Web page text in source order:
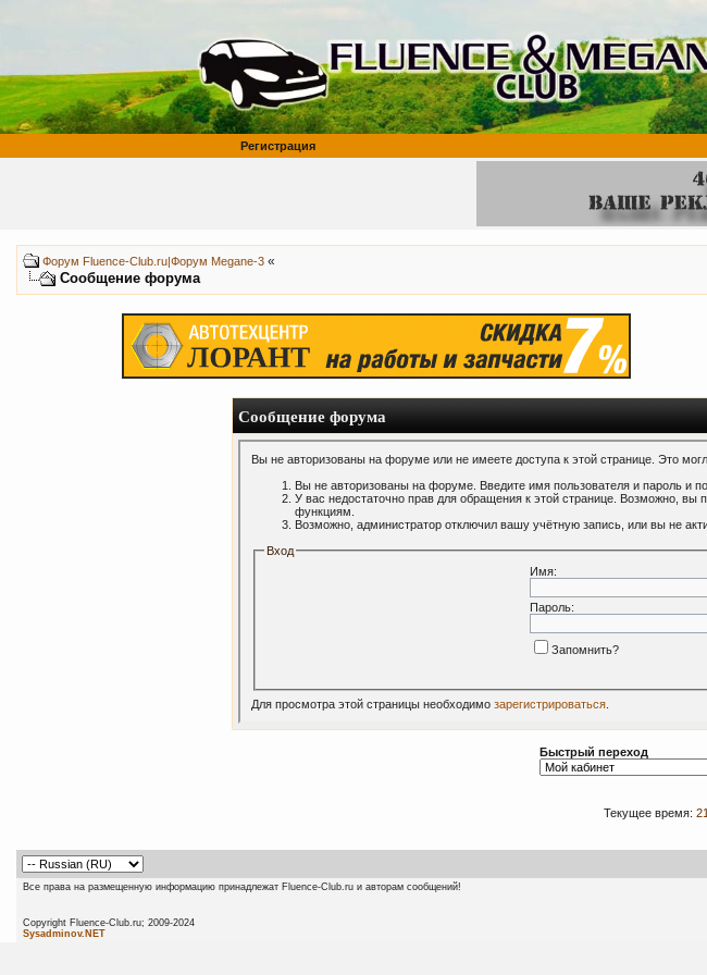
Регистрация
Форум Fluence-Club.ru|Форум Megane-3 «
Сообщение форума
Сообщение форума
Вы не авторизованы на форуме или не имеете доступа к этой странице. Это
Вы не авторизованы на форуме. Введите имя пользователя и пароль и
У вас недостаточно прав для обращения к этой странице. Возможно, вы
функциям.
Возможно, администратор отключил вашу учётную запись, или вы не
Вход
Имя:
Пароль:
Запомнить?
Для просмотра этой страницы необходимо зарегистрироваться.
Быстрый переход
Текущее время:
Все права на размещенную информацию принадлежат Fluence-Club.ru и авторам сообщений!
Copyright Fluence-Club.ru; 2009-2024
Sysadminov.NET